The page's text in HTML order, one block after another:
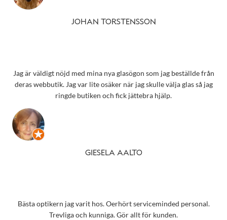
JOHAN TORSTENSSON
Jag är väldigt nöjd med mina nya glasögon som jag beställde från
deras webbutik. Jag var lite osäker när jag skulle välja glas så jag
ringde butiken och fick jättebra hjälp.
GIESELA AALTO
Bästa optikern jag varit hos. Oerhört serviceminded personal.
Trevliga och kunniga. Gör allt för kunden.